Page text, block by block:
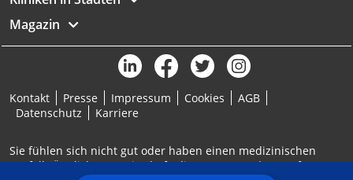
Magazin
Kontakt Presse Impressum Cookies
AGB
Datenschutz
Karriere
Sie fühlen sich nicht gut oder haben einen medizinischen
Notfall? Ärztlicher Bereitschaftsdienst: 116117 | Notruf: 112
Verwendung genauer Standortdaten
Informationen identifizieren
Nicht-IAB-Verarbeitungszwecke:
Notwendig